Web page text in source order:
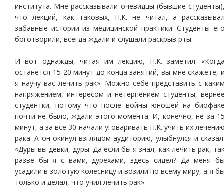
института. Мне рассказывали очевидцы (бывшие
что лекций, как таковых, Н.К. не читал, а
забавные истории из медицинской практики. Студенты
боготворили, всегда ждали и слушали раскрыв рты.
И вот однажды, читая им лекцию, Н.К. заметил:
останется 15-20 минут до конца занятий, вы мне скажете,
я научу вас лечить рак». Можно себе представить с
напряжением, интересом и нетерпением студенты,
студентки, потому что после войны юношей на
почти не было, ждали этого момента. И, конечно, не за
минут, а за все 30 начали уговаривать Н.К. учить их
рака. А он окинул взглядом аудиторию, улыбнулся и
«Дуры вы девки, дуры. Да если бы я знал, как лечить рак,
разве бы я с вами, дурехами, здесь сидел? Да меня
усадили в золотую колесницу и возили по всему миру, а я
только и делал, что учил лечить рак».